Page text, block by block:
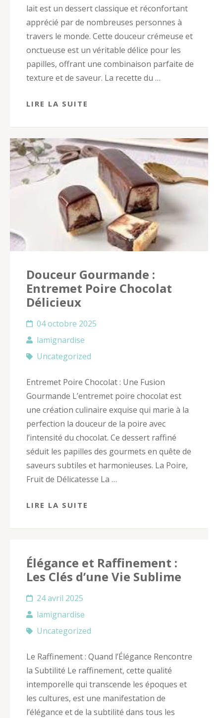
lait est un dessert classique et réconfortant
apprécié par de nombreuses personnes à
travers le monde. Cette douceur crémeuse et
onctueuse est un véritable délice pour les
papilles, offrant une combinaison parfaite de
texture et de saveur. La recette du …
LIRE LA SUITE
Douceur Gourmande :
Entremet Poire Chocolat
Délicieux
04 octobre 2025
lamignardise
Uncategorized
Entremet Poire Chocolat : Une Fusion
Gourmande L’entremet poire chocolat est
une création culinaire exquise qui marie à la
perfection la douceur de la poire avec
l’intensité du chocolat. Ce dessert raffiné
séduit les papilles des gourmets en quête de
saveurs subtiles et harmonieuses. La Poire,
Fruit de Délicatesse La …
LIRE LA SUITE
Élégance et Raffinement :
Les Clés d’une Vie Sublime
24 avril 2025
lamignardise
Uncategorized
Le Raffinement : Quand l’Élégance Rencontre
la Subtilité Le raffinement, cette qualité
intemporelle qui transcende les époques et
les cultures, est une manifestation de
l’élégance et de la subtilité dans tous les